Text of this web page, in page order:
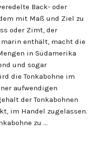
Back- oder
mit Maß und Ziel zu
oder Zimt, der
enthält, macht die
in Südamerika
und sogar
die Tonkabohne im
aufwendigen
der Tonkabohnen
im Handel zugelassen.
zu …